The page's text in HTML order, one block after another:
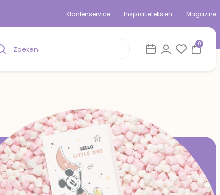
Klantenservice Inspiratieteksten Magazine
0